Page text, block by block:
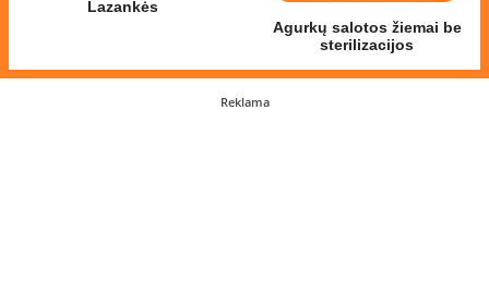
Lazankės
Agurkų salotos žiemai be
sterilizacijos
Reklama